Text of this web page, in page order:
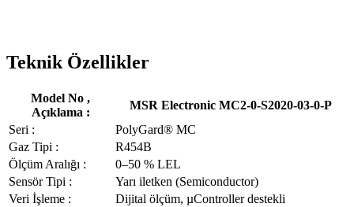
Teknik Özellikler
Model No ,
Açıklama :
MSR Electronic MC2-0-S2020-03-0-P
Seri :
PolyGard® MC
Gaz Tipi :
R454B
Ölçüm Aralığı :
0–50 % LEL
Sensör Tipi :
Yarı iletken (Semiconductor)
Veri İşleme :
Dijital ölçüm, µController destekli